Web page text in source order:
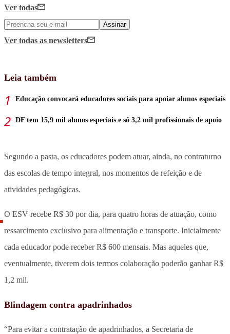
Ver todas
Assinar
Ver todas as newsletters
Leia também
Educação convocará educadores sociais para apoiar alunos especiais
DF tem 15,9 mil alunos especiais e só 3,2 mil profissionais de apoio
Segundo a pasta, os educadores podem atuar, ainda, no contraturno
das escolas de tempo integral, nos momentos de refeição e de
atividades pedagógicas.
O ESV recebe R$ 30 por dia, para quatro horas de atuação, como
ressarcimento exclusivo para alimentação e transporte. Inicialmente
cada educador pode receber R$ 600 mensais. Mas aqueles que,
eventualmente, tiverem dois termos colaboração poderão ganhar R$
1,2 mil.
Blindagem contra apadrinhados
“Para evitar a contratação de apadrinhados, a Secretaria de